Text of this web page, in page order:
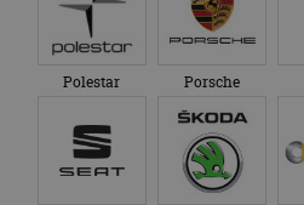
Polestar Porsche